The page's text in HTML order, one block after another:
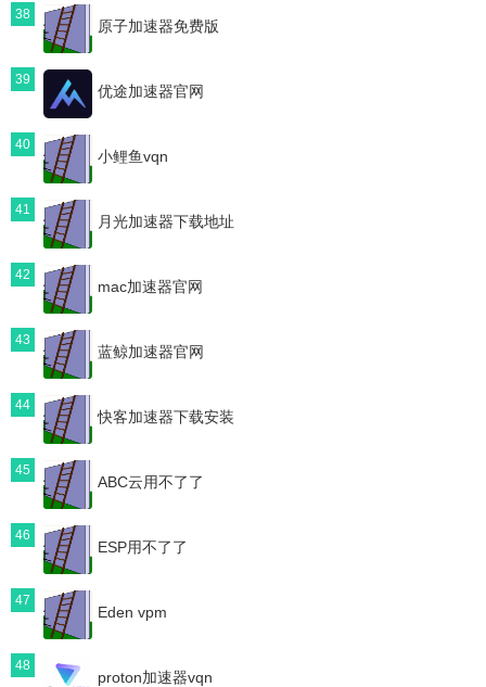
38
原子加速器免费版
39
优途加速器官网
40
小鲤鱼vqn
41
月光加速器下载地址
42
mac加速器官网
43
蓝鲸加速器官网
44
快客加速器下载安装
45
ABC云用不了了
46
ESP用不了了
47
Eden vpm
48
proton加速器vqn